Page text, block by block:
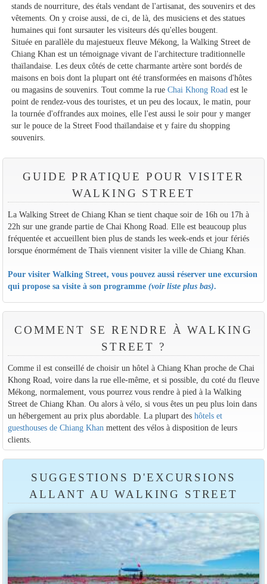
stands de nourriture, des étals vendant de l'artisanat, des souvenirs et des
vêtements. On y croise aussi, de ci, de là, des musiciens et des statues
humaines qui font sursauter les visiteurs dés qu'elles bougent.
Située en parallèle du majestueux fleuve Mékong, la Walking Street de
Chiang Khan est un témoignage vivant de l'architecture traditionnelle
thaïlandaise. Les deux côtés de cette charmante artère sont bordés de
maisons en bois dont la plupart ont été transformées en maisons d'hôtes
ou magasins de souvenirs. Tout comme la rueChai Khong Road est le
point de rendez-vous des touristes, et un peu des locaux, le matin, pour
la tournée d'offrandes aux moines, elle l'est aussi le soir pour y manger
sur le pouce de la Street Food thaïlandaise et y faire du shopping
souvenirs.
GUIDE PRATIQUE POUR VISITER
WALKING STREET
La Walking Street de Chiang Khan se tient chaque soir de 16h ou 17h à
22h sur une grande partie de Chai Khong Road. Elle est beaucoup plus
fréquentée et accueillent bien plus de stands les week-ends et jour fériés
lorsque énormément de Thaïs viennent visiter la ville de Chiang Khan.
Pour visiter Walking Street, vous pouvez aussi réserver une excursion
qui propose sa visite à son programme (voir liste plus bas).
COMMENT SE RENDRE À WALKING
STREET ?
Comme il est conseillé de choisir un hôtel à Chiang Khan proche de Chai
Khong Road, voire dans la rue elle-même, et si possible, du coté du fleuve
Mékong, normalement, vous pourrez vous rendre à pied à la Walking
Street de Chiang Khan. Ou alors à vélo, si vous êtes un peu plus loin dans
un hébergement au prix plus abordable. La plupart des hôtels et
guesthouses de Chiang Khan mettent des vélos à disposition de leurs
clients.
SUGGESTIONS D'EXCURSIONS
ALLANT AU WALKING STREET